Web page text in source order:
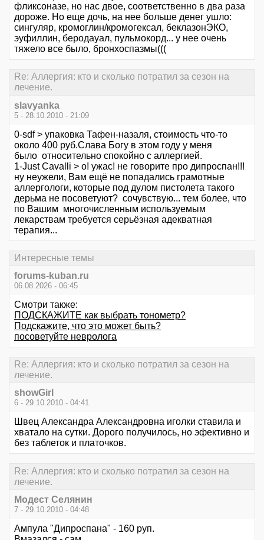
фликсоназе, но нас двое, соответственно в два раза
дороже. Но еще дочь, на нее больше денег ушло:
сингуляр, кромоглин/кромогексал, беклазонЭКО,
эуфиллин, беродауал, пульмокорд... у нее очень
тяжело все было, бронхоспазмы(((
Re: Аллергия: кто и сколько потратил за сезон на
лечение.
slavyanka
5 - 28.10.2010 - 21:09
0-sdf > упаковка Тафен-назаля, стоимость что-то
около 400 руб.Слава Богу в этом году у меня
было относительно спокойно с аллергией.
1-Just Cavalli > о! ужас! не говорите про дипроспан!!!
ну неужели, Вам ещё не попадались грамотные
аллергологи, которые под дулом пистолета такого
дерьма не посоветуют? сочувствую... тем более, что
по Вашим многочисленным используемым
лекарствам требуется серьёзная адекватная
терапия...
Интересные темы
forums-kuban.ru
06.08.2026 - 06:45
Смотри также:
ПОДСКАЖИТЕ как выбрать тонометр?
Подскажите, что это может быть?
посоветуйте невролога
Re: Аллергия: кто и сколько потратил за сезон на
лечение.
showGirl
6 - 29.10.2010 - 04:41
Швец Александра Александровна иголки ставила и
хватало на сутки. Дорого получилось, но эфективно и
без таблеток и платочков.
Re: Аллергия: кто и сколько потратил за сезон на
лечение.
Модест Селянин
7 - 29.10.2010 - 04:48
Ампула "Дипроспана" - 160 руп.